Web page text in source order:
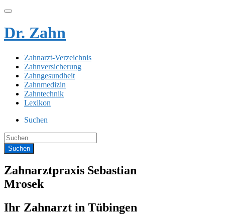
Dr. Zahn
Zahnarzt-Verzeichnis
Zahnversicherung
Zahngesundheit
Zahnmedizin
Zahntechnik
Lexikon
Suchen
Zahnarztpraxis Sebastian
Mrosek
Ihr Zahnarzt in Tübingen